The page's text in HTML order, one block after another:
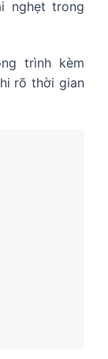
nghẹt trong
trình kèm
rõ thời gian